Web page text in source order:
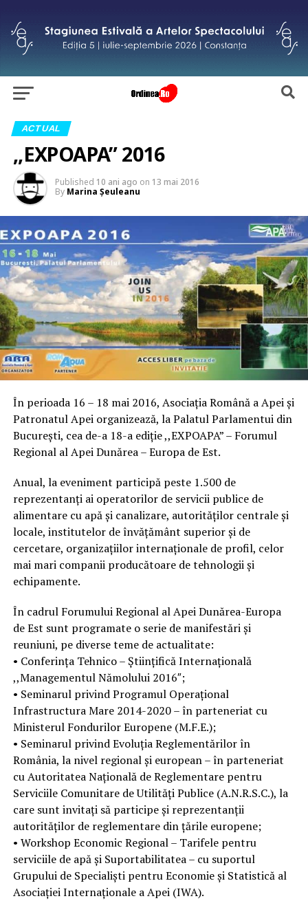
ACTUAL
,,EXPOAPA” 2016
Published 10 ani ago on 13 mai 2016
By Marina Şeuleanu
În perioada 16 – 18 mai 2016, Asociaţia Română a Apei şi
Patronatul Apei organizează, la Palatul Parlamentui din
Bucureşti, cea de-a 18-a ediţie ,,EXPOAPA” – Forumul
Regional al Apei Dunărea – Europa de Est.
Anual, la eveniment participă peste 1.500 de
reprezentanţi ai operatorilor de servicii publice de
alimentare cu apă şi canalizare, autorităţilor centrale şi
locale, institutelor de învăţământ superior şi de
cercetare, organizaţiilor internaţionale de profil, celor
mai mari companii producătoare de tehnologii şi
echipamente.
În cadrul Forumului Regional al Apei Dunărea-Europa
de Est sunt programate o serie de manifestări şi
reuniuni, pe diverse teme de actualitate:
• Conferinţa Tehnico – Ştiinţifică Internaţională
,,Managementul Nămolului 2016″;
• Seminarul privind Programul Operaţional
Infrastructura Mare 2014-2020 – în parteneriat cu
Ministerul Fondurilor Europene (M.F.E.);
• Seminarul privind Evoluţia Reglementărilor în
România, la nivel regional şi european – în parteneriat
cu Autoritatea Naţională de Reglementare pentru
Serviciile Comunitare de Utilităţi Publice (A.N.R.S.C.), la
care sunt invitaţi să participe şi reprezentanţii
autorităţilor de reglementare din ţările europene;
• Workshop Economic Regional – Tarifele pentru
serviciile de apă şi Suportabilitatea – cu suportul
Grupului de Specialişti pentru Economie şi Statistică al
Asociaţiei Internaţionale a Apei (IWA).